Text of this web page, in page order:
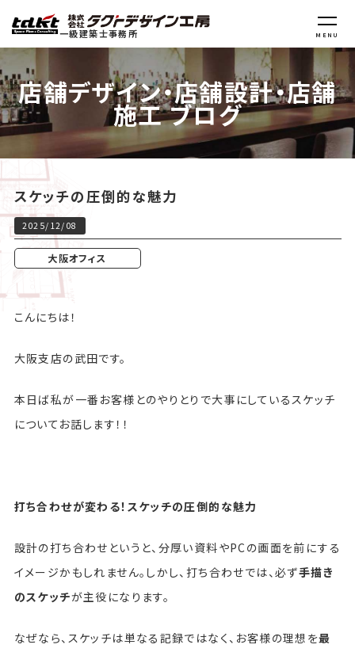
一級建築士事務所 MENU
店舗デザイン・店舗設計・店舗
施工 ブログ
スケッチの圧倒的な魅力
2025/12/08
大阪オフィス
こんにちは！
大阪支店の武田です。
本日ば私が一番お客様とのやりとりで大事にしているスケッチ
についてお話します！！
打ち合わせが変わる！スケッチの圧倒的な魅力
設計の打ち合わせというと、分厚い資料やPCの画面を前にする
イメージかもしれません。しかし、打ち合わせでは、必ず手描き
のスケッチが主役になります。
なぜなら、スケッチは単なる記録ではなく、お客様の理想を最